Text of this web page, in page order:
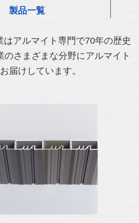
製品一覧
アルマイト専門で70年の歴史
のさまざまな分野にアルマイト
届けしています。